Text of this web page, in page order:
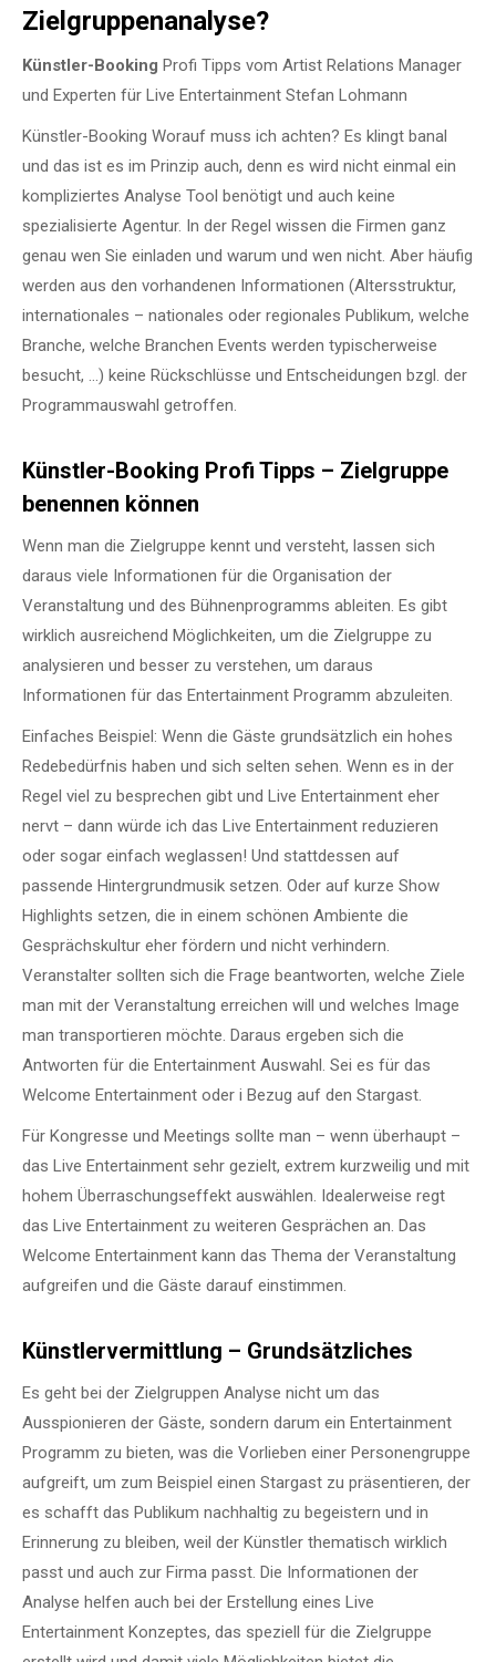
Zielgruppenanalyse?
Künstler-Booking Profi Tipps vom Artist Relations Manager
und Experten für Live Entertainment Stefan Lohmann
Künstler-Booking Worauf muss ich achten? Es klingt banal
und das ist es im Prinzip auch, denn es wird nicht einmal ein
kompliziertes Analyse Tool benötigt und auch keine
spezialisierte Agentur. In der Regel wissen die Firmen ganz
genau wen Sie einladen und warum und wen nicht. Aber häufig
werden aus den vorhandenen Informationen (Altersstruktur,
internationales – nationales oder regionales Publikum, welche
Branche, welche Branchen Events werden typischerweise
besucht, …) keine Rückschlüsse und Entscheidungen bzgl. der
Programmauswahl getroffen.
Künstler-Booking Profi Tipps – Zielgruppe
benennen können
Wenn man die Zielgruppe kennt und versteht, lassen sich
daraus viele Informationen für die Organisation der
Veranstaltung und des Bühnenprogramms ableiten. Es gibt
wirklich ausreichend Möglichkeiten, um die Zielgruppe zu
analysieren und besser zu verstehen, um daraus
Informationen für das Entertainment Programm abzuleiten.
Einfaches Beispiel: Wenn die Gäste grundsätzlich ein hohes
Redebedürfnis haben und sich selten sehen. Wenn es in der
Regel viel zu besprechen gibt und Live Entertainment eher
nervt – dann würde ich das Live Entertainment reduzieren
oder sogar einfach weglassen! Und stattdessen auf
passende Hintergrundmusik setzen. Oder auf kurze Show
Highlights setzen, die in einem schönen Ambiente die
Gesprächskultur eher fördern und nicht verhindern.
Veranstalter sollten sich die Frage beantworten, welche Ziele
man mit der Veranstaltung erreichen will und welches Image
man transportieren möchte. Daraus ergeben sich die
Antworten für die Entertainment Auswahl. Sei es für das
Welcome Entertainment oder i Bezug auf den Stargast.
Für Kongresse und Meetings sollte man – wenn überhaupt –
das Live Entertainment sehr gezielt, extrem kurzweilig und mit
hohem Überraschungseffekt auswählen. Idealerweise regt
das Live Entertainment zu weiteren Gesprächen an. Das
Welcome Entertainment kann das Thema der Veranstaltung
aufgreifen und die Gäste darauf einstimmen.
Künstlervermittlung – Grundsätzliches
Es geht bei der Zielgruppen Analyse nicht um das
Ausspionieren der Gäste, sondern darum ein Entertainment
Programm zu bieten, was die Vorlieben einer Personengruppe
aufgreift, um zum Beispiel einen Stargast zu präsentieren, der
es schafft das Publikum nachhaltig zu begeistern und in
Erinnerung zu bleiben, weil der Künstler thematisch wirklich
passt und auch zur Firma passt. Die Informationen der
Analyse helfen auch bei der Erstellung eines Live
Entertainment Konzeptes, das speziell für die Zielgruppe